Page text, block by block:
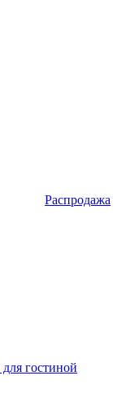
Распродажа
гостиной